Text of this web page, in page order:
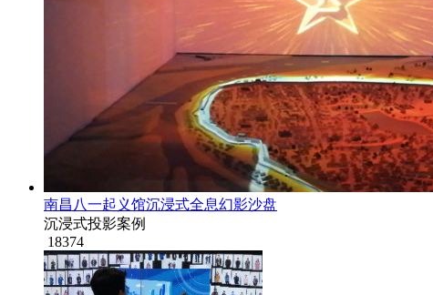
南昌八一起义馆沉浸式全息幻影沙盘
沉浸式投影案例
18374